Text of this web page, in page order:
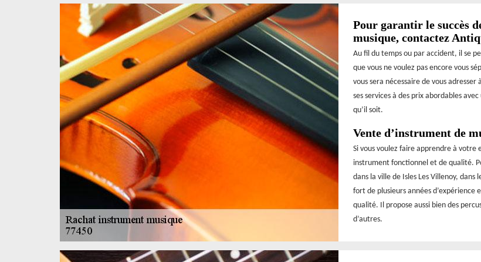
Pour garantir le succès
musique, contactez
Au fil du temps ou par accident, il se
que vous ne voulez pas encore vous
vous sera nécessaire de vous
ses services à des prix abordables
qu’il soit.
Vente d’instrument de
Si vous voulez faire apprendre à
instrument fonctionnel et de qualité.
dans la ville de Isles Les Villenoy,
fort de plusieurs années d’expérience
qualité. Il propose aussi bien des
d’autres.